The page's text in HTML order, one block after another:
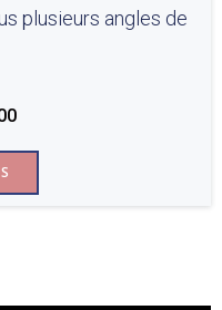
plusieurs angles de